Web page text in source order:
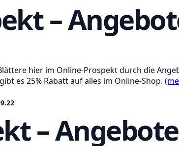
–
hier im Online-Prospekt durch die
es 25% Rabatt auf alles im Online-Shop.
–